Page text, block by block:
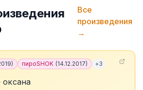
Все
произведения
→
) пироSHOK (14.12.2017) +3
оксана